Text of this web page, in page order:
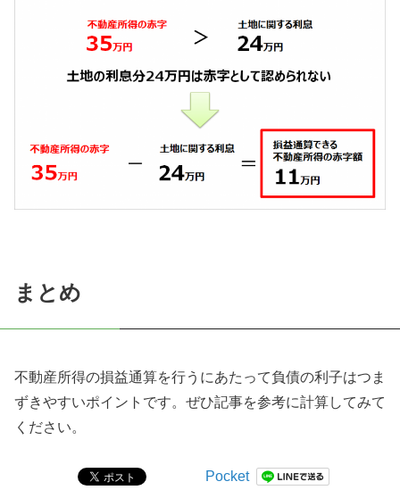
まとめ
不動産所得の損益通算を行うにあたって負債の利子はつま
ずきやすいポイントです。ぜひ記事を参考に計算してみて
ください。
Pocket